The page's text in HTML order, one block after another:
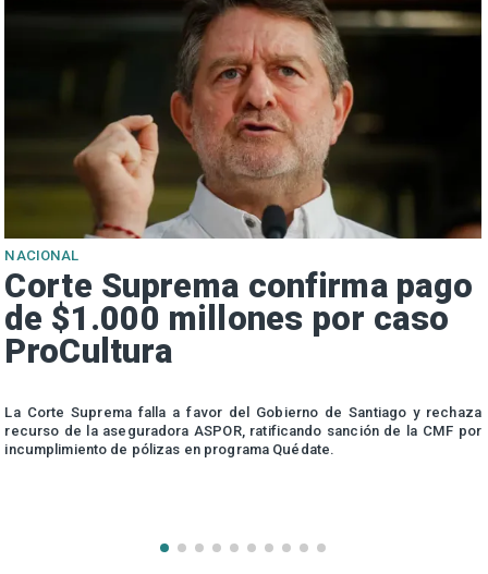
NACIONAL
Corte Suprema confirma pago
de $1.000 millones por caso
ProCultura
La Corte Suprema falla a favor del Gobierno de Santiago y rechaza
recurso de la aseguradora ASPOR, ratificando sanción de la CMF por
incumplimiento de pólizas en programa Quédate.